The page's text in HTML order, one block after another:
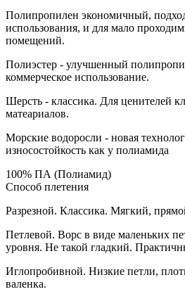
Полипропилен экономичный,
использования, и для мало
помещений.
Полиэстер - улучшенный
коммерческое использование.
Шерсть - классика. Для ценителей
матеариалов.
Морские водоросли - новая
износостойкость как у полиамида
100% ПА (Полиамид)
Способ плетения
Разрезной. Классика. Мягкий,
Петлевой. Ворс в виде маленьких
уровня. Не такой гладкий.
Иглопробивной. Низкие петли,
валенка.